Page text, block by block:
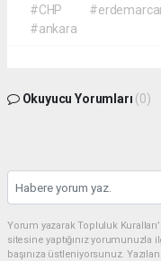
#CHP
#ankara
Okuyucu Yorumları (0)
Yorum yazarak Topluluk
sitesine yaptığınız
başınıza üstleniyorsunuz.